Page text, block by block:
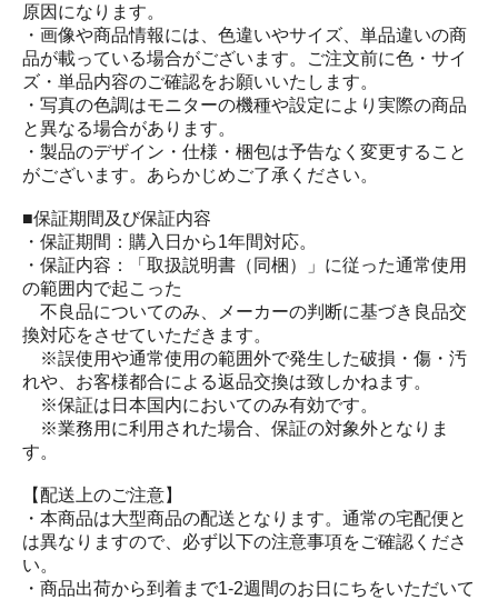
原因になります。
・画像や商品情報には、色違いやサイズ、単品違いの商
品が載っている場合がございます。ご注文前に色・サイ
ズ・単品内容のご確認をお願いいたします。
・写真の色調はモニターの機種や設定により実際の商品
と異なる場合があります。
・製品のデザイン・仕様・梱包は予告なく変更すること
がございます。あらかじめご了承ください。
■保証期間及び保証内容
・保証期間：購入日から1年間対応。
・保証内容：「取扱説明書（同梱）」に従った通常使用
の範囲内で起こった
不良品についてのみ、メーカーの判断に基づき良品交
換対応をさせていただきます。
※誤使用や通常使用の範囲外で発生した破損・傷・汚
れや、お客様都合による返品交換は致しかねます。
※保証は日本国内においてのみ有効です。
※業務用に利用された場合、保証の対象外となりま
す。
【配送上のご注意】
・本商品は大型商品の配送となります。通常の宅配便と
は異なりますので、必ず以下の注意事項をご確認くださ
い。
・商品出荷から到着まで1-2週間のお日にちをいただいて